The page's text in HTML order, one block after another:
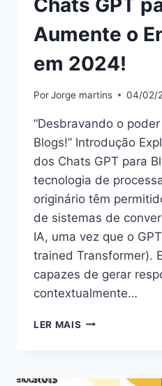
Chats GPT
Aumente o
em 2024!
PorJorge martins 04/02/
“Desbravando o
Blogs!” Introdução
dos Chats GPT para
tecnologia de
originário têm
de sistemas de
IA, uma vez que o
trained Transformer).
capazes de gerar
contextualmente…
LER MAIS EXPLORANDO
CHATS